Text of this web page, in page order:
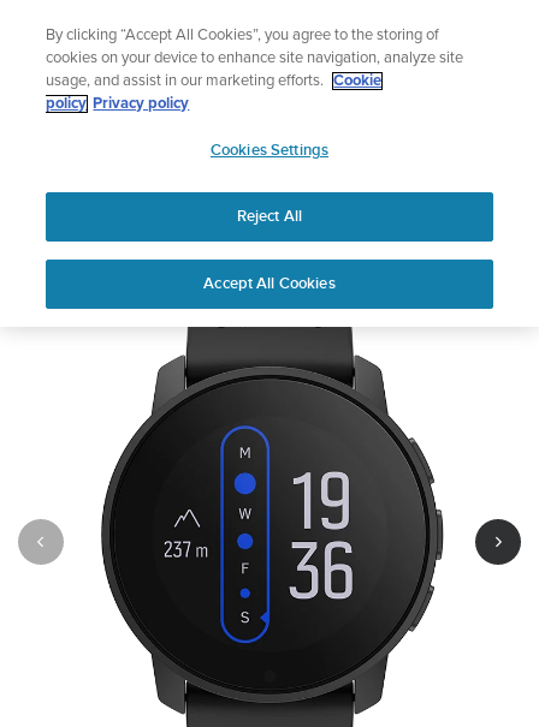
泳ぎに音楽を追加する
Shop Aqua
APAC
SUUNTO 9 Peak All Black
By clicking “Accept All Cookies”, you agree to the storing of
cookies on your device to enhance site navigation, analyze site
usage, and assist in our marketing efforts.
Cookie
policy Privacy policy
Cookies Settings
Reject All
Accept All Cookies